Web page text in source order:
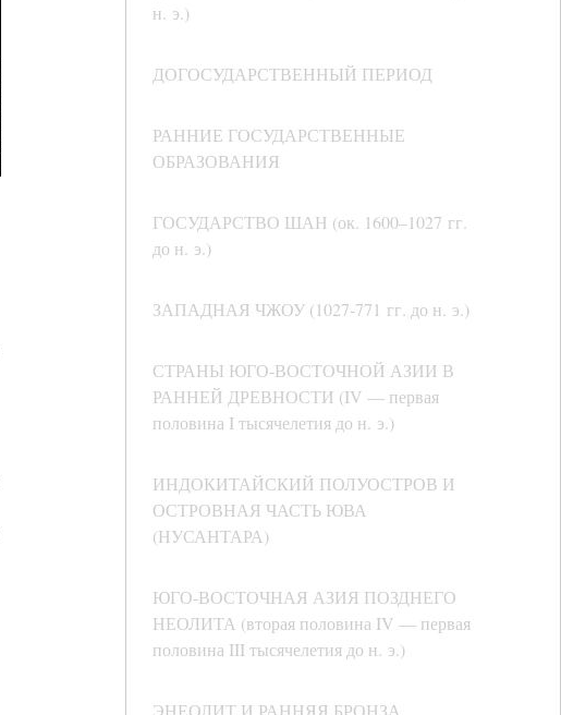
н. э.)
ДОГОСУДАРСТВЕННЫЙ ПЕРИОД
РАННИЕ ГОСУДАРСТВЕННЫЕ
ОБРАЗОВАНИЯ
ГОСУДАРСТВО ШАН (ок. 1600–1027 гг.
до н. э.)
ЗАПАДНАЯ ЧЖОУ (1027-771 гг. до н. э.)
СТРАНЫ ЮГО-ВОСТОЧНОЙ АЗИИ В
РАННЕЙ ДРЕВНОСТИ (IV — первая
половина I тысячелетия до н. э.)
ИНДОКИТАЙСКИЙ ПОЛУОСТРОВ И
ОСТРОВНАЯ ЧАСТЬ ЮВА
(НУСАНТАРА)
ЮГО-ВОСТОЧНАЯ АЗИЯ ПОЗДНЕГО
НЕОЛИТА (вторая половина IV — первая
половина III тысячелетия до н. э.)